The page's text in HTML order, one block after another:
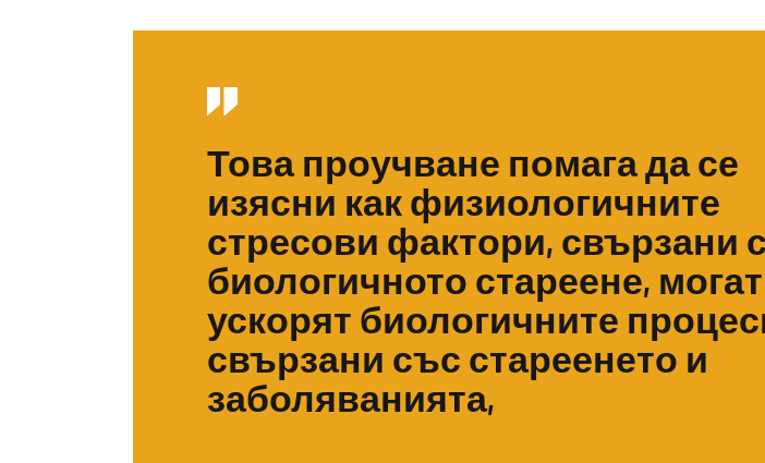
Това проучване помага да се
изясни как физиологичните
стресови фактори, свързани с
биологичното стареене,
ускорят биологичните
свързани със стареенето и
заболяванията,